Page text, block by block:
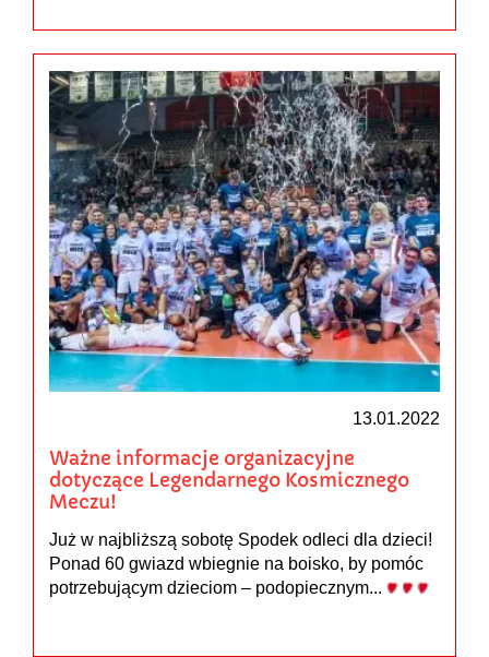
13.01.2022
Ważne informacje organizacyjne
dotyczące Legendarnego Kosmicznego
Meczu!
Już w najbliższą sobotę Spodek odleci dla dzieci!
Ponad 60 gwiazd wbiegnie na boisko, by pomóc
potrzebującym dzieciom – podopiecznym...